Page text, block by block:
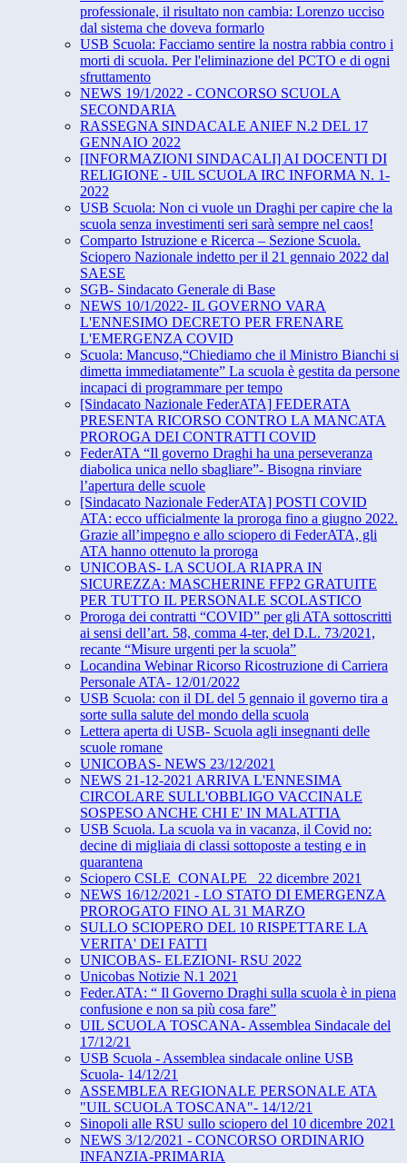
professionale, il risultato non cambia: Lorenzo ucciso
dal sistema che doveva formarlo
USB Scuola: Facciamo sentire la nostra rabbia contro i
morti di scuola. Per l'eliminazione del PCTO e di ogni
sfruttamento
NEWS 19/1/2022 - CONCORSO SCUOLA
SECONDARIA
RASSEGNA SINDACALE ANIEF N.2 DEL 17
GENNAIO 2022
[INFORMAZIONI SINDACALI] AI DOCENTI DI
RELIGIONE - UIL SCUOLA IRC INFORMA N. 1-
2022
USB Scuola: Non ci vuole un Draghi per capire che la
scuola senza investimenti seri sarà sempre nel caos!
Comparto Istruzione e Ricerca – Sezione Scuola.
Sciopero Nazionale indetto per il 21 gennaio 2022 dal
SAESE
SGB- Sindacato Generale di Base
NEWS 10/1/2022- IL GOVERNO VARA
L'ENNESIMO DECRETO PER FRENARE
L'EMERGENZA COVID
Scuola: Mancuso,“Chiediamo che il Ministro Bianchi si
dimetta immediatamente” La scuola è gestita da persone
incapaci di programmare per tempo
[Sindacato Nazionale FederATA] FEDERATA
PRESENTA RICORSO CONTRO LA MANCATA
PROROGA DEI CONTRATTI COVID
FederATA “Il governo Draghi ha una perseveranza
diabolica unica nello sbagliare”- Bisogna rinviare
l’apertura delle scuole
[Sindacato Nazionale FederATA] POSTI COVID
ATA: ecco ufficialmente la proroga fino a giugno 2022.
Grazie all’impegno e allo sciopero di FederATA, gli
ATA hanno ottenuto la proroga
UNICOBAS- LA SCUOLA RIAPRA IN
SICUREZZA: MASCHERINE FFP2 GRATUITE
PER TUTTO IL PERSONALE SCOLASTICO
Proroga dei contratti “COVID” per gli ATA sottoscritti
ai sensi dell’art. 58, comma 4-ter, del D.L. 73/2021,
recante “Misure urgenti per la scuola”
Locandina Webinar Ricorso Ricostruzione di Carriera
Personale ATA- 12/01/2022
USB Scuola: con il DL del 5 gennaio il governo tira a
sorte sulla salute del mondo della scuola
Lettera aperta di USB- Scuola agli insegnanti delle
scuole romane
UNICOBAS- NEWS 23/12/2021
NEWS 21-12-2021 ARRIVA L'ENNESIMA
CIRCOLARE SULL'OBBLIGO VACCINALE
SOSPESO ANCHE CHI E' IN MALATTIA
USB Scuola. La scuola va in vacanza, il Covid no:
decine di migliaia di classi sottoposte a testing e in
quarantena
Sciopero CSLE_CONALPE_ 22 dicembre 2021
NEWS 16/12/2021 - LO STATO DI EMERGENZA
PROROGATO FINO AL 31 MARZO
SULLO SCIOPERO DEL 10 RISPETTARE LA
VERITA' DEI FATTI
UNICOBAS- ELEZIONI- RSU 2022
Unicobas Notizie N.1 2021
Feder.ATA: “ Il Governo Draghi sulla scuola è in piena
confusione e non sa più cosa fare”
UIL SCUOLA TOSCANA- Assemblea Sindacale del
17/12/21
USB Scuola - Assemblea sindacale online USB
Scuola- 14/12/21
ASSEMBLEA REGIONALE PERSONALE ATA
"UIL SCUOLA TOSCANA"- 14/12/21
Sinopoli alle RSU sullo sciopero del 10 dicembre 2021
NEWS 3/12/2021 - CONCORSO ORDINARIO
INFANZIA-PRIMARIA